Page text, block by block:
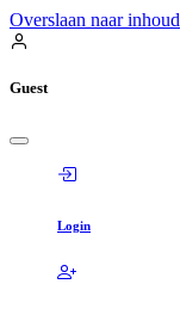
Overslaan naar inhoud
Guest
Login